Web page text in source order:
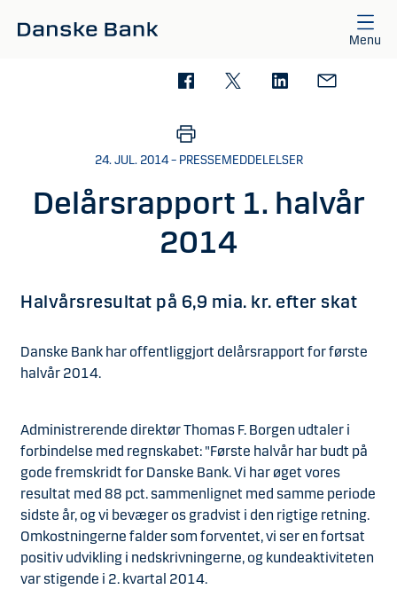
Menu
24. JUL. 2014 – PRESSEMEDDELELSER
Delårsrapport 1. halvår
2014
Halvårsresultat på 6,9 mia. kr. efter skat
Danske Bank har offentliggjort delårsrapport for første
halvår 2014.
Administrerende direktør Thomas F. Borgen udtaler i
forbindelse med regnskabet: "Første halvår har budt på
gode fremskridt for Danske Bank. Vi har øget vores
resultat med 88 pct. sammenlignet med samme periode
sidste år, og vi bevæger os gradvist i den rigtige retning.
Omkostningerne falder som forventet, vi ser en fortsat
positiv udvikling i nedskrivningerne, og kundeaktiviteten
var stigende i 2. kvartal 2014.